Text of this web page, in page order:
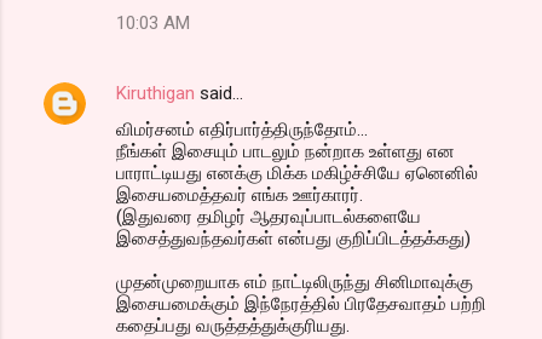
10:03 AM
Kiruthigan said…
விமர்சனம் எதிர்பார்த்திருந்தோம்...
நீங்கள் இசையும் பாடலும் நன்றாக உள்ளது என
பாராட்டியது எனக்கு மிக்க மகிழ்ச்சியே ஏனெனில்
இசையமைத்தவர் எங்க ஊர்காரர்.
(இதுவரை தமிழர் ஆதரவுப்பாடல்களையே
இசைத்துவந்தவர்கள் என்பது குறிப்பிடத்தக்கது)
முதன்முறையாக எம் நாட்டிலிருந்து சினிமாவுக்கு
இசையமைக்கும் இந்நேரத்தில் பிரதேசவாதம் பற்றி
கதைப்பது வருத்தத்துக்குரியது.